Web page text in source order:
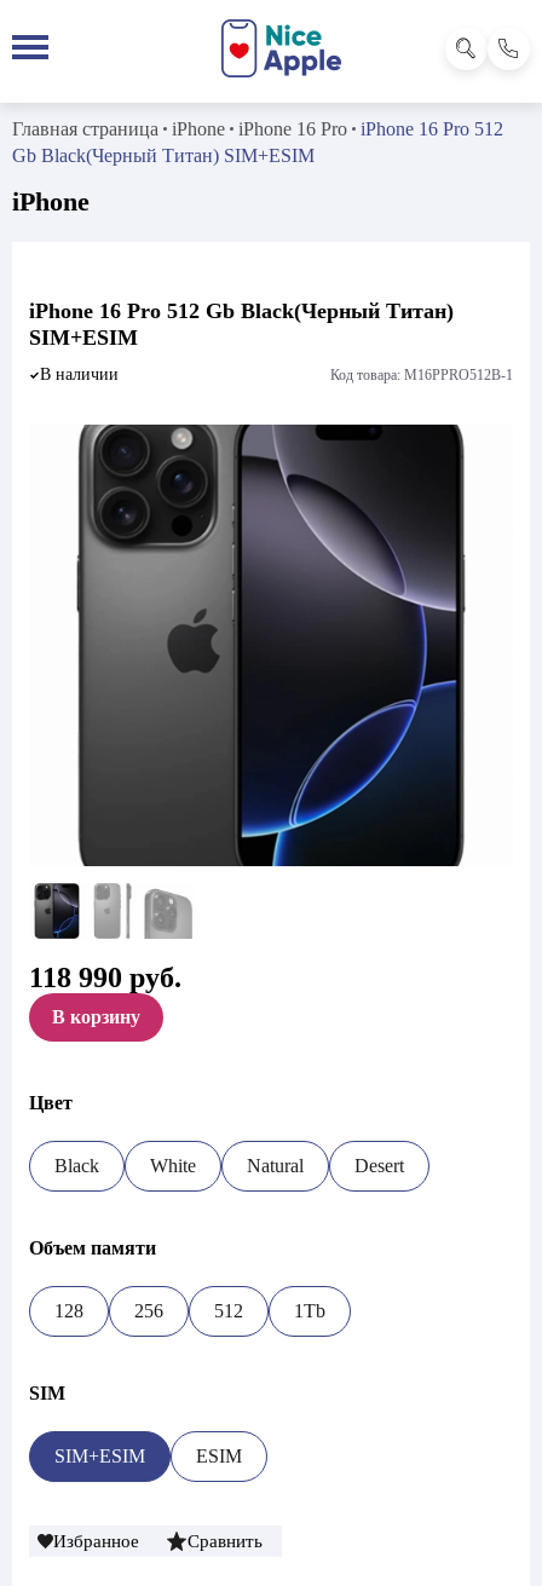
Главная страница iPhone iPhone 16 Pro
iPhone 16 Pro 512
Gb Black(Черный Титан) SIM+ESIM
iPhone
iPhone 16 Pro 512 Gb Black(Черный Титан)
SIM+ESIM
В наличии Код товара: M16PPRO512B-1
118 990 руб.
В корзину
Цвет
Black White Natural Desert
Объем памяти
128 256 512 1Tb
SIM
SIM+ESIM ESIM
Избранное Сравнить